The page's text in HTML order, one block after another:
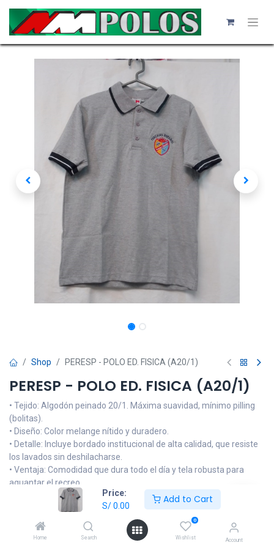
Price:
S/0.00
Add to Cart
Home Search
0
Wishlist Account
Shop PERESP - POLO ED. FISICA (A20/1)
PERESP - POLO ED. FISICA (A20/1)
• Tejido: Algodón peinado 20/1. Máxima suavidad, mínimo pilling
(bolitas).
• Diseño: Color melange nítido y duradero.
• Detalle: Incluye bordado institucional de alta calidad, que resiste
los lavados sin deshilacharse.
• Ventaja: Comodidad que dura todo el día y tela robusta para
aguantar el recreo.
NOTA: Las imágenes son referenciales, el producto podrá llevar
alguna modificación en el logo o tonalidad del color de la prenda
que no sea muy alejada del diseño oficial de la institución